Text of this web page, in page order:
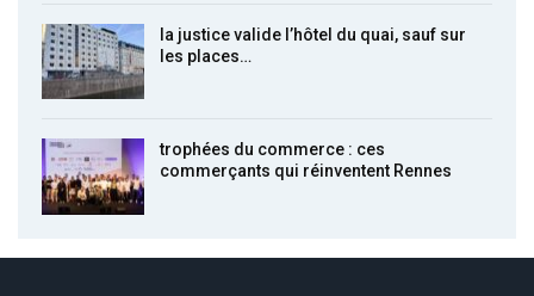
la justice valide l’hôtel du quai, sauf sur
les places…
trophées du commerce : ces
commerçants qui réinventent Rennes